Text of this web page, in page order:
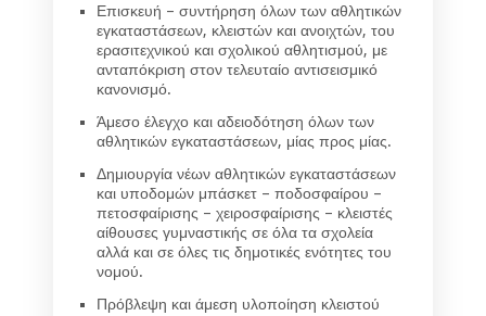
Επισκευή – συντήρηση όλων των αθλητικών
εγκαταστάσεων, κλειστών και ανοιχτών, του
ερασιτεχνικού και σχολικού αθλητισμού, με
ανταπόκριση στον τελευταίο αντισεισμικό
κανονισμό.
Άμεσο έλεγχο και αδειοδότηση όλων των
αθλητικών εγκαταστάσεων, μίας προς μίας.
Δημιουργία νέων αθλητικών εγκαταστάσεων
και υποδομών μπάσκετ – ποδοσφαίρου –
πετοσφαίρισης – χειροσφαίρισης – κλειστές
αίθουσες γυμναστικής σε όλα τα σχολεία
αλλά και σε όλες τις δημοτικές ενότητες του
νομού.
Πρόβλεψη και άμεση υλοποίηση κλειστού